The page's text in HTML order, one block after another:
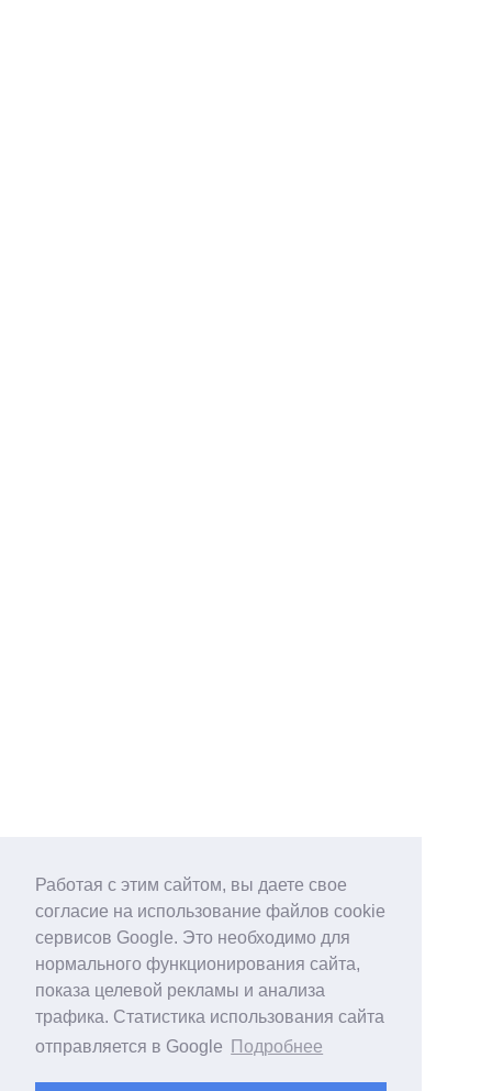
Работая с этим сайтом, вы даете свое
согласие на использование файлов cookie
сервисов Google. Это необходимо для
нормального функционирования сайта,
показа целевой рекламы и анализа
трафика. Статистика использования сайта
отправляется в Google
Подробнее